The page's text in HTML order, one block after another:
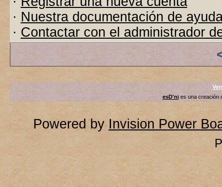
· Nuestra documentación de
· Contactar con el administrador
esD'nies una creación
Powered by Invision Power